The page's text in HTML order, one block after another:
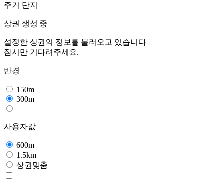
주거 단지
상권 생성 중
설정한 상권의 정보를 불러오고 있습니다
잠시만 기다려주세요.
반경
150m
300m
사용자값
600m
1.5km
상권맞춤